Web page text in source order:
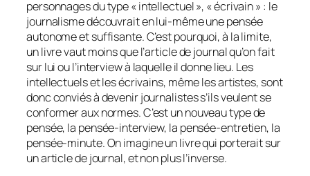
personnages du type « intellectuel », « écrivain » : le
journalisme découvrait en lui-même une pensée
autonome et suffisante. C’est pourquoi, à la limite,
un livre vaut moins que l’article de journal qu’on fait
sur lui ou l’interview à laquelle il donne lieu. Les
intellectuels et les écrivains, même les artistes, sont
donc conviés à devenir journalistes s’ils veulent se
conformer aux normes. C’est un nouveau type de
pensée, la pensée-interview, la pensée-entretien, la
pensée-minute. On imagine un livre qui porterait sur
un article de journal, et non plus l’inverse.